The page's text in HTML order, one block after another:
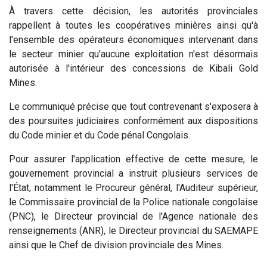
À travers cette décision, les autorités provinciales
rappellent à toutes les coopératives minières ainsi qu'à
l'ensemble des opérateurs économiques intervenant dans
le secteur minier qu'aucune exploitation n'est désormais
autorisée à l'intérieur des concessions de Kibali Gold
Mines.
Le communiqué précise que tout contrevenant s'exposera à
des poursuites judiciaires conformément aux dispositions
du Code minier et du Code pénal Congolais.
Pour assurer l'application effective de cette mesure, le
gouvernement provincial a instruit plusieurs services de
l'État, notamment le Procureur général, l'Auditeur supérieur,
le Commissaire provincial de la Police nationale congolaise
(PNC), le Directeur provincial de l'Agence nationale des
renseignements (ANR), le Directeur provincial du SAEMAPE
ainsi que le Chef de division provinciale des Mines.